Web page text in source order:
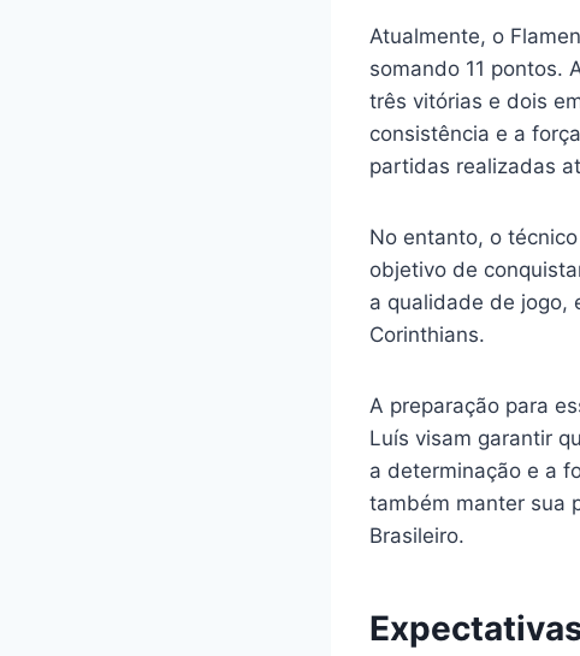
Atualmente, o
somando 11 pontos.
três vitórias e dois
consistência e a
partidas realizadas
No entanto, o
objetivo de
a qualidade de jogo,
Corinthians.
A preparação para
Luís visam garantir
a determinação e a
também manter sua
Brasileiro.